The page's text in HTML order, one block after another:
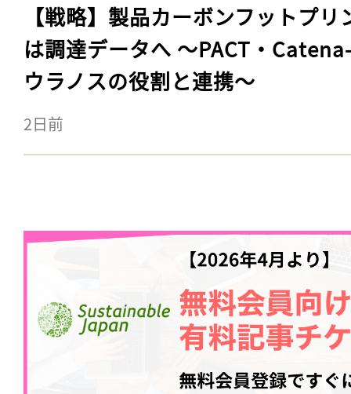
【戦略】製品カーボンフットプリ
は調達データへ 〜PACT・
ウラノスの役割と連携〜
2日前